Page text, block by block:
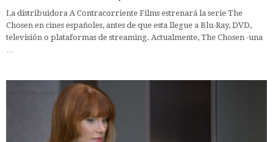
La distribuidora A Contracorriente Films estrenará la serie The
Chosen en cines españoles, antes de que esta llegue a Blu-Ray, DVD,
televisión o plataformas de streaming. Actualmente, The Chosen -una